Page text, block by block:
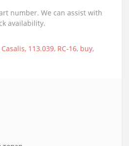
number. We can assist with
availability.
Casalis, 113.039, RC-16, buy,